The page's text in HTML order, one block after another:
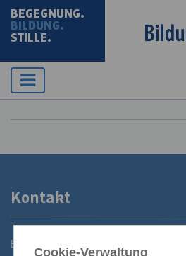
BEGEGNUNG.
BILDUNG.
STILLE.
Kontakt
Bildungszentrum St. Bernhard der
Cookie-Verwaltung